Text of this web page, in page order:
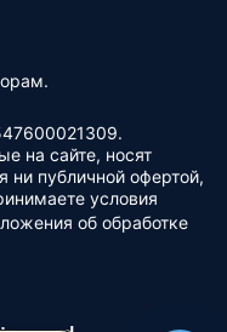
на сайте, носят
ни публичной офертой,
условия
об обработке